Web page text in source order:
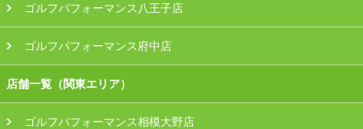
ゴルフパフォーマンス八王子店
ゴルフパフォーマンス府中店
店舗一覧（関東エリア）
ゴルフパフォーマンス相模大野店